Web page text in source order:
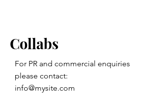
Collabs
For PR and commercial enquiries
please contact:
info@mysite.com